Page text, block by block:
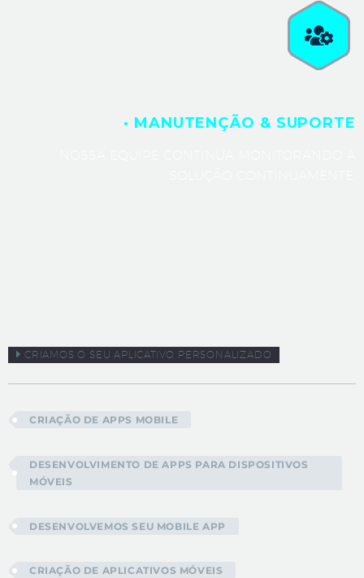
· MANUTENÇÃO & SUPORTE
CRIAMOS O SEU APLICATIVO PERSONALIZADO
CRIAÇÃO DE APPS MOBILE
DESENVOLVIMENTO DE APPS PARA DISPOSITIVOS
MÓVEIS
DESENVOLVEMOS SEU MOBILE APP
CRIAÇÃO DE APLICATIVOS MÓVEIS